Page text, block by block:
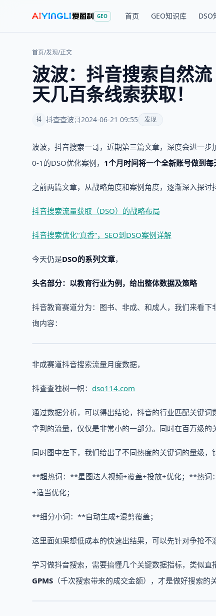
GEO 首页 GEO知识库 DSO
首页/发现/正文
波波：抖音搜索自然
天几百条线索获取！
抖 抖查查波哥2024-06-21 09:55 发现
波波，抖音搜索一哥，近期第三篇文章，深度会进一
0-1的DSO优化案例， 1个月时间将一个全新账号做到每
之前两篇文章，从战略角度和案例角度，逐渐深入探
抖音搜索流量获取（DSO）的战略布局
抖音搜索优化“真香”，SEO到DSO案例详解
今天仍是DSO的系列文章，
头名部分：以教育行业为例，给出整体数据及策略
抖音教育赛道分为：图书、非成、和成人，我们来看
询内容：
非成赛道抖音搜索流量月度数据，
抖查查独树一帜： dso114.com
通过数据分析，可以得出结论，抖音的行业匹配关键
拿到的流量，仅仅是非常小的一部分。同时在百万级的
同时图中左下，我们给出了不同热度的关键词的量级，
**超热词：**星图达人视频+覆盖+投放+优化；**热
+适当优化；
**细分小词：**自动生成+混剪覆盖；
这里面如果想低成本的快速出结果，可以先针对争抢不
学习做抖音搜索，需要搞懂几个关键数据指标，类似
GPMS （千次搜索带来的成交金额），才是做好搜索的